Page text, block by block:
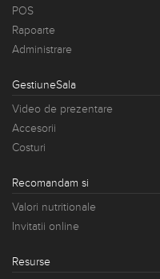
POS
Rapoarte
Administrare
GestiuneSala
Video de prezentare
Accesorii
Costuri
Recomandam si
Valori nutritionale
Invitatii online
Resurse